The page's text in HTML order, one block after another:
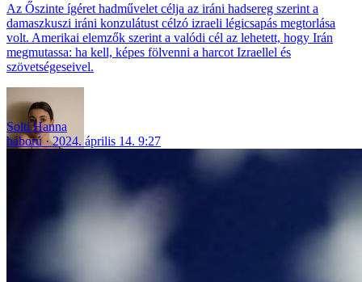
Az Őszinte ígéret hadművelet célja az iráni hadsereg szerint a
damaszkuszi iráni konzulátust célzó izraeli légicsapás megtorlása
volt. Amerikai elemzők szerint a valódi cél az lehetett, hogy Irán
megmutassa: ha kell, képes fölvenni a harcot Izraellel és
szövetségeseivel.
Solti Hanna
háború
2024. április 14. 9:27